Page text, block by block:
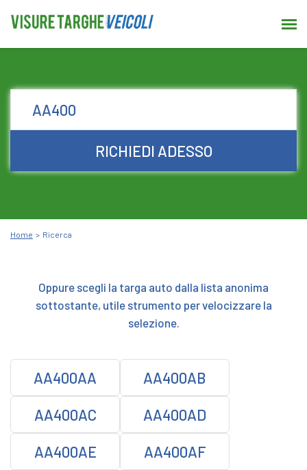
RICHIEDI ADESSO
Home Ricerca
Oppure scegli la targa auto dalla lista anonima
sottostante, utile strumento per velocizzare la
selezione.
AA400AA AA400AB
AA400AC AA400AD
AA400AE AA400AF